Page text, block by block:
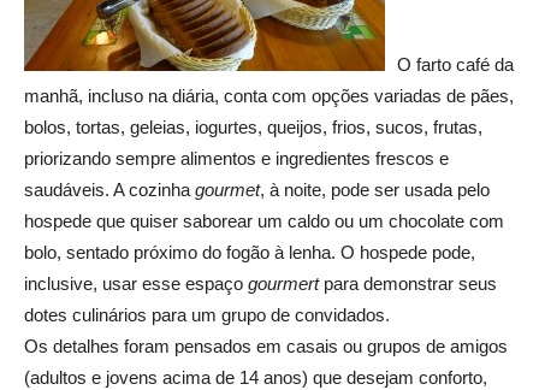
O farto café da
manhã, incluso na diária, conta com opções variadas de pães,
bolos, tortas, geleias, iogurtes, queijos, frios, sucos, frutas,
priorizando sempre alimentos e ingredientes frescos e
saudáveis. A cozinha gourmet, à noite, pode ser usada pelo
hospede que quiser saborear um caldo ou um chocolate com
bolo, sentado próximo do fogão à lenha. O hospede pode,
inclusive, usar esse espaço gourmertpara demonstrar seus
dotes culinários para um grupo de convidados.
Os detalhes foram pensados em casais ou grupos de amigos
(adultos e jovens acima de 14 anos) que desejam conforto,